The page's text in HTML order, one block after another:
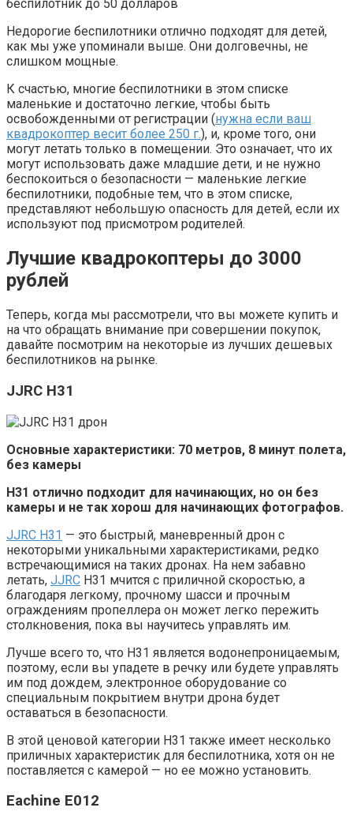
Недорогие беспилотники отлично подходят для детей,
как мы уже упоминали выше. Они долговечны, не
слишком мощные.
К счастью, многие беспилотники в этом списке
маленькие и достаточно легкие, чтобы быть
освобожденными от регистрации (нужна если ваш
квадрокоптер весит более 250 г.), и, кроме того, они
могут летать только в помещении. Это означает, что их
могут использовать даже младшие дети, и не нужно
беспокоиться о безопасности — маленькие легкие
беспилотники, подобные тем, что в этом списке,
представляют небольшую опасность для детей, если их
используют под присмотром родителей.
Лучшие квадрокоптеры до 3000
рублей
Теперь, когда мы рассмотрели, что вы можете купить и
на что обращать внимание при совершении покупок,
давайте посмотрим на некоторые из лучших дешевых
беспилотников на рынке.
JJRC H31
Основные характеристики: 70 метров, 8 минут полета,
без камеры
H31 отлично подходит для начинающих, но он без
камеры и не так хорош для начинающих фотографов.
JJRC H31 — это быстрый, маневренный дрон с
некоторыми уникальными характеристиками, редко
встречающимися на таких дронах. На нем забавно
летать, JJRC H31 мчится с приличной скоростью, а
благодаря легкому, прочному шасси и прочным
ограждениям пропеллера он может легко пережить
столкновения, пока вы научитесь управлять им.
Лучше всего то, что H31 является водонепроницаемым,
поэтому, если вы упадете в речку или будете управлять
им под дождем, электронное оборудование со
специальным покрытием внутри дрона будет
оставаться в безопасности.
В этой ценовой категории H31 также имеет несколько
приличных характеристик для беспилотника, хотя он не
поставляется с камерой — но ее можно установить.
Eachine E012